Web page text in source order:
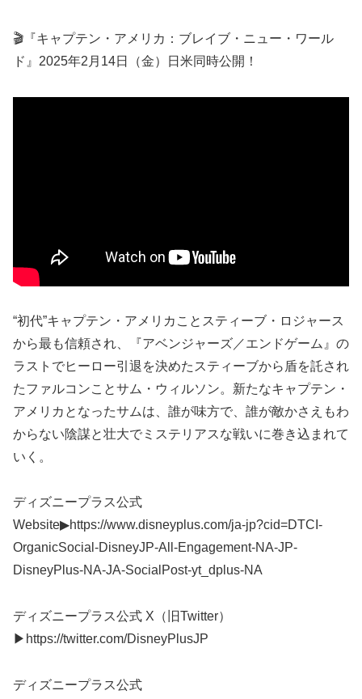
🎬『キャプテン・アメリカ：ブレイブ・ニュー・ワール
ド』2025年2月14日（金）日米同時公開！
“初代”キャプテン・アメリカことスティーブ・ロジャース
から最も信頼され、『アベンジャーズ／エンドゲーム』の
ラストでヒーロー引退を決めたスティーブから盾を託され
たファルコンことサム・ウィルソン。新たなキャプテン・
アメリカとなったサムは、誰が味方で、誰が敵かさえもわ
からない陰謀と壮大でミステリアスな戦いに巻き込まれて
いく。
ディズニープラス公式
Website▶︎https://www.disneyplus.com/ja-jp?cid=DTCI-
OrganicSocial-DisneyJP-All-Engagement-NA-JP-
DisneyPlus-NA-JA-SocialPost-yt_dplus-NA
ディズニープラス公式 X（旧Twitter）
▶︎https://twitter.com/DisneyPlusJP
ディズニープラス公式